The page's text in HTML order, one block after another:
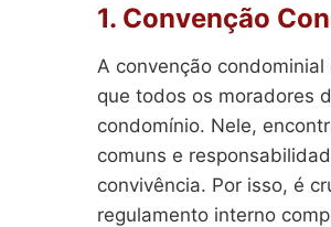
1. Convenção
A convenção
que todos os moradores
condomínio. Nele,
comuns e
convivência. Por isso, é
regulamento interno